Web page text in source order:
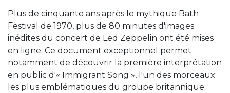
Plus de cinquante ans après le mythique Bath
Festival de 1970, plus de 80 minutes d'images
inédites du concert de Led Zeppelin ont été mises
en ligne. Ce document exceptionnel permet
notamment de découvrir la première interprétation
en public d'« Immigrant Song », l'un des morceaux
les plus emblématiques du groupe britannique.